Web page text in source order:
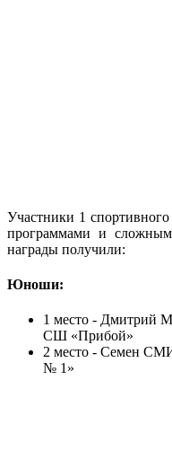
Участники 1
программами и
награды получили:
Юноши:
1 место -
СШ «Прибой»
2 место - Семен
№ 1»